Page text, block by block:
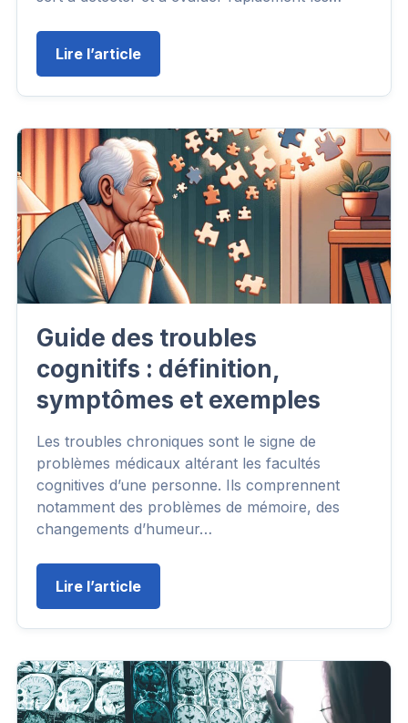
Lire l’article
Guide des troubles
cognitifs : définition,
symptômes et exemples
Les troubles chroniques sont le signe de
problèmes médicaux altérant les facultés
cognitives d’une personne. Ils comprennent
notamment des problèmes de mémoire, des
changements d’humeur…
Lire l’article